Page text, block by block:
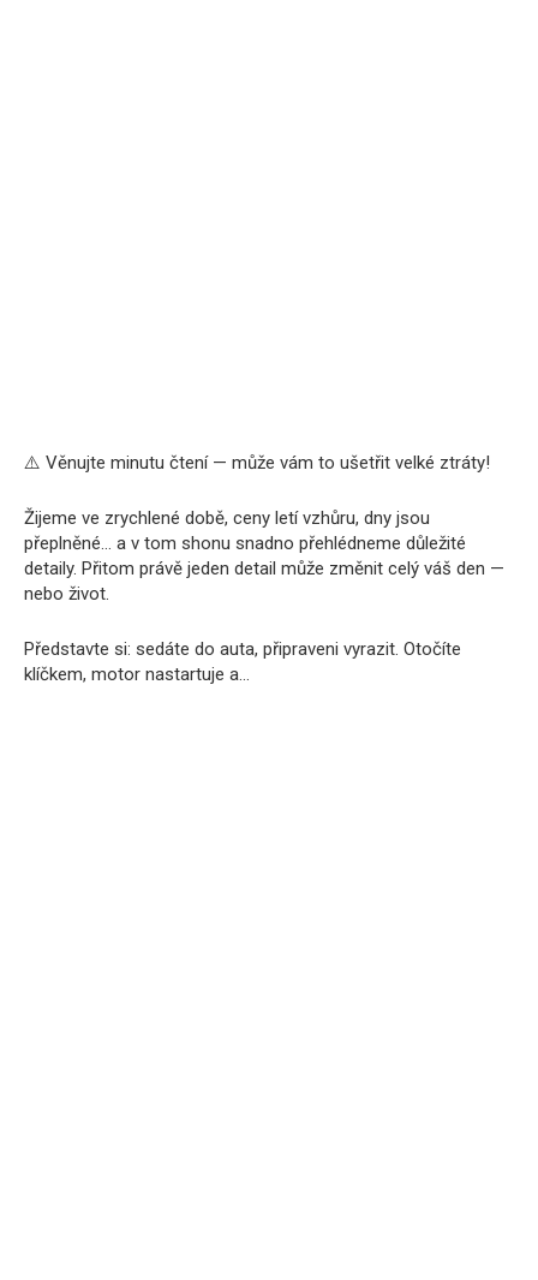
⚠️ Věnujte minutu čtení — může vám to ušetřit velké ztráty!
Žijeme ve zrychlené době, ceny letí vzhůru, dny jsou
přeplněné… a v tom shonu snadno přehlédneme důležité
detaily. Přitom právě jeden detail může změnit celý váš den —
nebo život.
Představte si: sedáte do auta, připraveni vyrazit. Otočíte
klíčkem, motor nastartuje a…